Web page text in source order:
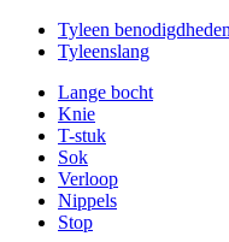
Tyleen benodigdheden
Tyleenslang
Lange bocht
Knie
T-stuk
Sok
Verloop
Nippels
Stop